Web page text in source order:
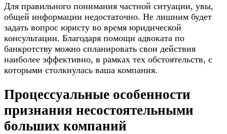
Для правильного понимания частной ситуации, увы,
общей информации недостаточно. Не лишним будет
задать вопрос юристу во время юридической
консультации. Благодаря помощи адвоката по
банкротству можно спланировать свои действия
наиболее эффективно, в рамках тех обстоятельств, с
которыми столкнулась ваша компания.
Процессуальные особенности
признания несостоятельными
больших компаний